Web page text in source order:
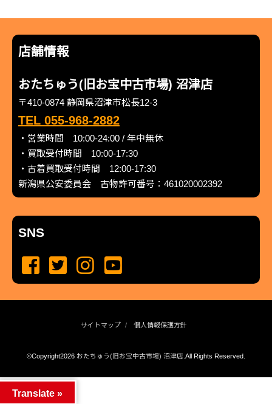
店舗情報
おたちゅう(旧お宝中古市場) 沼津店
〒410-0874 静岡県沼津市松長12-3
TEL 055-968-2882
・営業時間 10:00-24:00 / 年中無休
・買取受付時間 10:00-17:30
・古着買取受付時間 12:00-17:30
新潟県公安委員会 古物許可番号：461020002392
SNS
サイトマップ 個人情報保護方針
©Copyright2026 おたちゅう(旧お宝中古市場) 沼津店.All Rights Reserved.
Translate »